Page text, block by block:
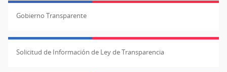
Gobierno Transparente
Solicitud de Información de Ley de Transparencia